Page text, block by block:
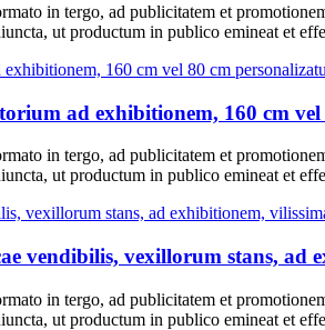
in tergo, ad publicitatem et
ut productum in publico emineat et
ad exhibitionem, 160 cm
in tergo, ad publicitatem et
ut productum in publico emineat et
vendibilis, vexillorum stans, ad
in tergo, ad publicitatem et
ut productum in publico emineat et